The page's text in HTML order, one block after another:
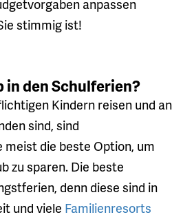
anpassen
stimmig ist!
in den Schulferien?
Kindern reisen und an
sind, sind
die beste Option, um
zu sparen. Die beste
denn diese sind in
und viele Familienresorts